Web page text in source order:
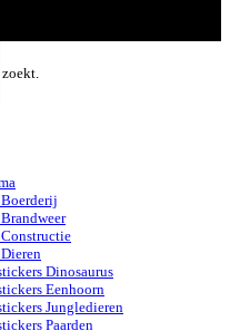
Dinosaurus
Eenhoorn
Jungledieren
Paarden